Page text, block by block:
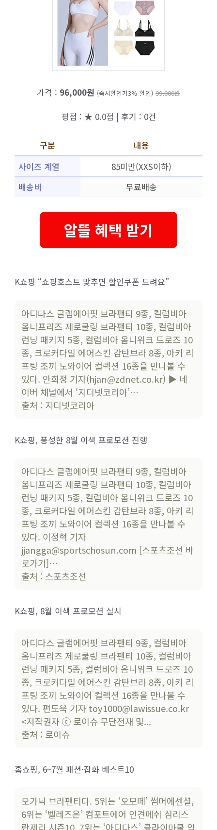
가격 : 96,000원 (즉시할인가3% 할인) 99,000원
평점 : ★ 0.0점 | 후기 : 0건
구분
내용
사이즈 계열
85미만(XXS이하)
배송비
무료배송
알뜰 혜택 받기
K쇼핑 “쇼핑호스트 맞추면 할인쿠폰 드려요”
아디다스 글램에어핏 브라팬티 9종, 컬럼비아
옴니프리즈 제로쿨링 브라팬티 10종, 컬럼비아
런닝 패키지 5종, 컬럼비아 옴니위크 드로즈 10
종, 크로커다일 에어스킨 감탄브라 8종, 아키 리
프팅 조끼 노와이어 컬렉션 16종을 만나볼 수
있다. 안희정 기자(hjan@zdnet.co.kr) ▶ 네
이버 채널에서 ‘지디넷코리아’…
출처 : 지디넷코리아
K쇼핑, 풍성한 8월 이색 프로모션 진행
아디다스 글램에어핏 브라팬티 9종, 컬럼비아
옴니프리즈 제로쿨링 브라팬티 10종, 컬럼비아
런닝 패키지 5종, 컬럼비아 옴니위크 드로즈 10
종, 크로커다일 에어스킨 감탄브라 8종, 아키 리
프팅 조끼 노와이어 컬렉션 16종을 만나볼 수
있다. 이정혁 기자
jjangga@sportschosun.com [스포츠조선 바
로가기]…
출처 : 스포츠조선
K쇼핑, 8월 이색 프로모션 실시
아디다스 글램에어핏 브라팬티 9종, 컬럼비아
옴니프리즈 제로쿨링 브라팬티 10종, 컬럼비아
런닝 패키지 5종, 컬럼비아 옴니위크 드로즈 10
종, 크로커다일 에어스킨 감탄브라 8종, 아키 리
프팅 조끼 노와이어 컬렉션 16종을 만나볼 수
있다. 편도욱 기자 toy1000@lawissue.co.kr
<저작권자 ⓒ 로이슈 무단전재 및...
출처 : 로이슈
홈쇼핑, 6~7월 패션·잡화 베스트10
오가닉 브라팬티다. 5위는 ‘오모떼’ 썸머에센셜,
6위는 ‘벨레즈온’ 컴포트에어 인견메쉬 심리스
란제리 시즌10, 7위는 ‘아디다스’ 클라이마쿨 익